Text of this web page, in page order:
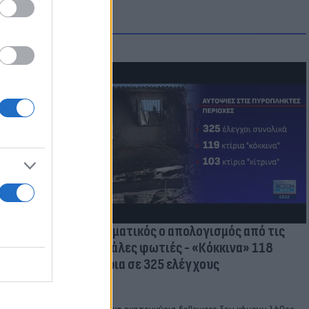
ειδών
Δραματικός ο απολογισμός από τις
μεγάλες φωτιές - «Κόκκινα» 118
κτίρια σε 325 ελέγχους